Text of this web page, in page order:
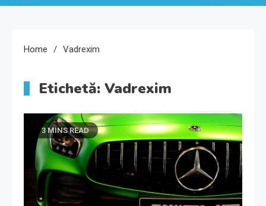
Home Vadrexim
Etichetă: Vadrexim
3 MINS READ